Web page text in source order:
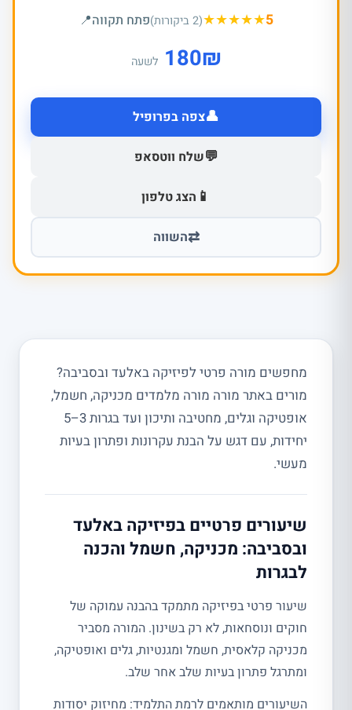
(2 ביקורות)★★★★★5 פתח תקווה📍
₪
180 לשעה
👤צפה בפרופיל
💬שלח ווטסאפ
📱 הצג טלפון
⇄השווה
מחפשים מורה פרטי לפיזיקה באלעד ובסביבה?
מורים באתר מורה מורה מלמדים מכניקה, חשמל,
אופטיקה וגלים, מחטיבה ותיכון ועד בגרות 3–5
יחידות, עם דגש על הבנת עקרונות ופתרון בעיות
מעשי.
שיעורים פרטיים בפיזיקה באלעד
ובסביבה: מכניקה, חשמל והכנה
לבגרות
שיעור פרטי בפיזיקה מתמקד בהבנה עמוקה של
חוקים ונוסחאות, לא רק בשינון. המורה מסביר
מכניקה קלאסית, חשמל ומגנטיות, גלים ואופטיקה,
ומתרגל פתרון בעיות שלב אחר שלב.
השיעורים מותאמים לרמת התלמיד: מחיזוק יסודות